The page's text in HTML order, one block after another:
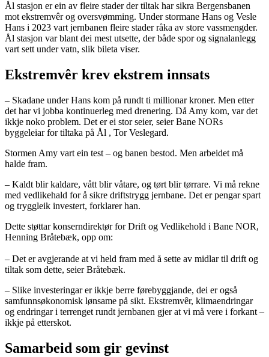
Ål stasjon er ein av fleire stader der tiltak har sikra Bergensbanen
mot ekstremvêr og oversvømming. Under stormane Hans og Vesle
Hans i 2023 vart jernbanen fleire stader råka av store vassmengder.
Ål stasjon var blant dei mest utsette, der både spor og signalanlegg
vart sett under vatn, slik bileta viser.
Ekstremvêr krev ekstrem innsats
– Skadane under Hans kom på rundt ti millionar kroner. Men etter
det har vi jobba kontinuerleg med drenering. Då Amy kom, var det
ikkje noko problem. Det er ei stor seier, seier Bane NORs
byggeleiar for tiltaka på Ål , Tor Veslegard.
Stormen Amy vart ein test – og banen bestod. Men arbeidet må
halde fram.
– Kaldt blir kaldare, vått blir våtare, og tørt blir tørrare. Vi må rekne
med vedlikehald for å sikre driftstrygg jernbane. Det er pengar spart
og tryggleik investert, forklarer han.
Dette støttar konserndirektør for Drift og Vedlikehold i Bane NOR,
Henning Bråtebæk, opp om:
– Det er avgjerande at vi held fram med å sette av midlar til drift og
tiltak som dette, seier Bråtebæk.
– Slike investeringar er ikkje berre førebyggjande, dei er også
samfunnsøkonomisk lønsame på sikt. Ekstremvêr, klimaendringar
og endringar i terrenget rundt jernbanen gjer at vi må vere i forkant –
ikkje på etterskot.
Samarbeid som gir gevinst